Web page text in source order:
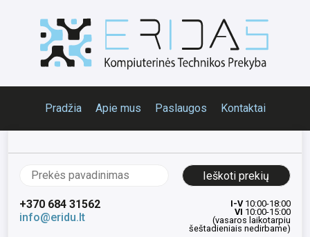
Pradžia Apie mus Paslaugos Kontaktai
Ieškoti:
+370 684 31562
info@eridu.lt
I-V10:00-18:00
VI 10:00-15:00
(vasaros laikotarpiu
šeštadieniais nedirbame)